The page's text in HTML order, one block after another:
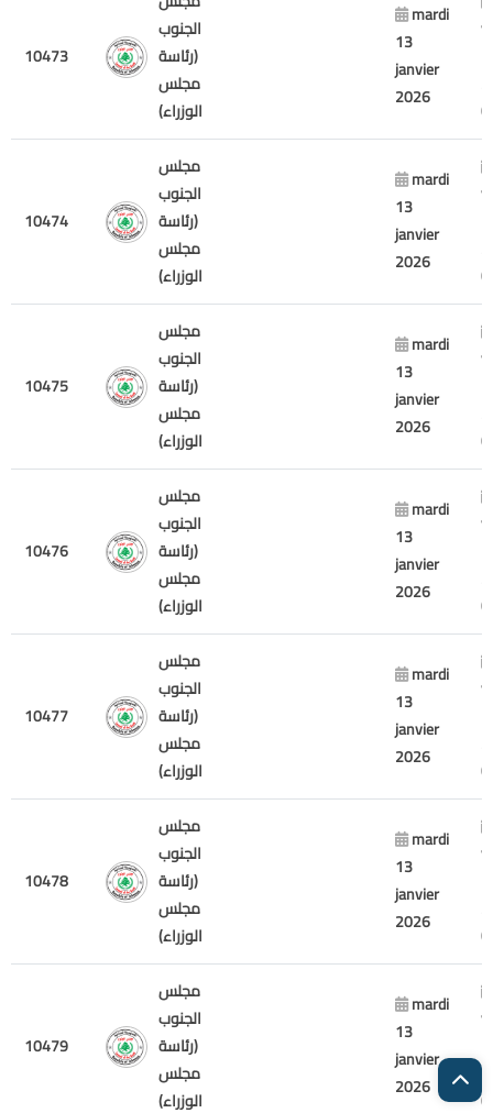
10473
الجنوب
(رئاسة
مجلس
الوزراء)
mardi
13
janvier
2026
10474
مجلس
الجنوب
(رئاسة
مجلس
الوزراء)
mardi
13
janvier
2026
10475
مجلس
الجنوب
(رئاسة
مجلس
الوزراء)
mardi
13
janvier
2026
10476
مجلس
الجنوب
(رئاسة
مجلس
الوزراء)
mardi
13
janvier
2026
10477
مجلس
الجنوب
(رئاسة
مجلس
الوزراء)
mardi
13
janvier
2026
10478
مجلس
الجنوب
(رئاسة
مجلس
الوزراء)
mardi
13
janvier
2026
10479
مجلس
الجنوب
(رئاسة
مجلس
الوزراء)
mardi
13
janvier
2026